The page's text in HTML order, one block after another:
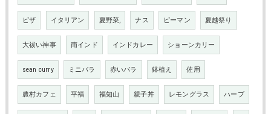
ピザ イタリアン 夏野菜, ナス ピーマン 夏越祭り
大祓い神事 南インド インドカレー ショーンカリー
sean curry ミニバラ 赤いバラ 鉢植え 佐用
農村カフェ 平福 福知山 親子丼 レモングラス ハーブ